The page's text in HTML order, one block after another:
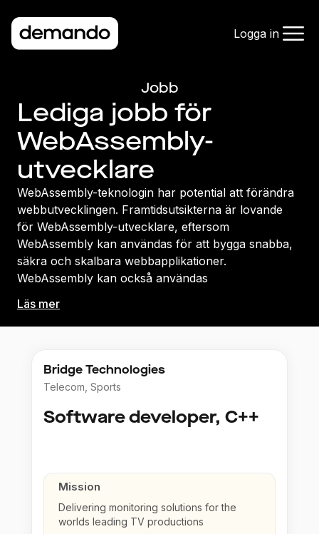
Logga in
Jobb
Lediga jobb för
WebAssembly-
utvecklare
WebAssembly-teknologin har potential att förändra
webbutvecklingen. Framtidsutsikterna är lovande
för WebAssembly-utvecklare, eftersom
WebAssembly kan användas för att bygga snabba,
säkra och skalbara webbapplikationer.
WebAssembly kan också användas
Läs mer
Bridge Technologies
Telecom, Sports
Software developer, C++
Mission
Delivering monitoring solutions for the
worlds leading TV productions